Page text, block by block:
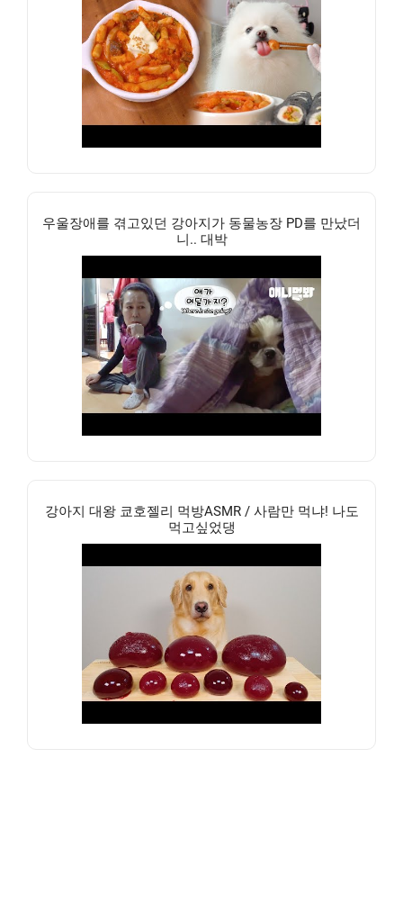
우울장애를 겪고있던 강아지가 동물농장 PD를 만났더
니.. 대박
강아지 대왕 쿄호젤리 먹방ASMR / 사람만 먹냐! 나도
먹고싶었댕